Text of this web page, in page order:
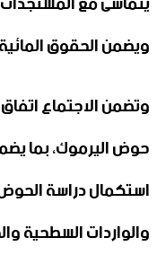
ويضمن الحقوق
وتضمن الاجتماع
حوض اليرموك، بما
استكمال دراسة
والواردات السطحية